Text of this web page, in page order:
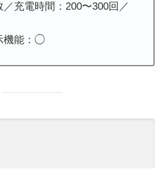
充電時間：200〜300回／
機能：◯